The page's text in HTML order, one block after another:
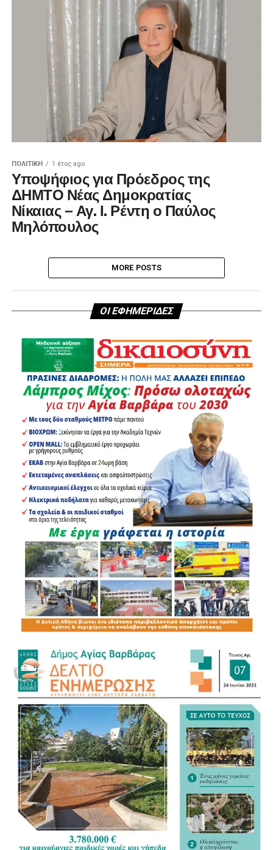
ΠΟΛΙΤΙΚΉ 1 έτος ago
Υποψήφιος για Πρόεδρος της
ΔΗΜΤΟ Νέας Δημοκρατίας
Νίκαιας – Αγ. Ι. Ρέντη ο Παύλος
Μηλόπουλος
MORE POSTS
ΟΙ ΕΦΗΜΕΡΙΔΕΣ